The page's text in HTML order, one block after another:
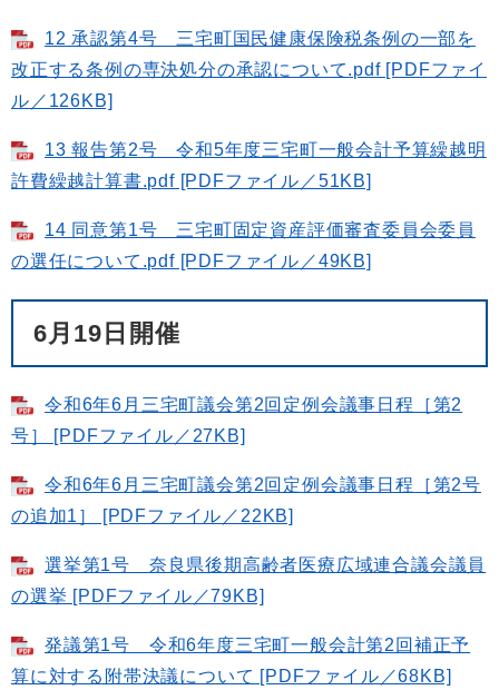
12 承認第4号 三宅町国民健康保険税条例の一部を
改正する条例の専決処分の承認について.pdf [PDFファイ
ル／126KB]
13 報告第2号 令和5年度三宅町一般会計予算繰越明
許費繰越計算書.pdf [PDFファイル／51KB]
14 同意第1号 三宅町固定資産評価審査委員会委員
の選任について.pdf [PDFファイル／49KB]
6月19日開催
令和6年6月三宅町議会第2回定例会議事日程［第2
号］ [PDFファイル／27KB]
令和6年6月三宅町議会第2回定例会議事日程［第2号
の追加1］ [PDFファイル／22KB]
選挙第1号 奈良県後期高齢者医療広域連合議会議員
の選挙 [PDFファイル／79KB]
発議第1号 令和6年度三宅町一般会計第2回補正予
算に対する附帯決議について [PDFファイル／68KB]